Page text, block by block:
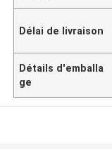
Délai de livraison
Détails d'emballa
ge